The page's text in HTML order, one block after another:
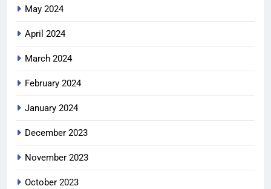
May 2024
April 2024
March 2024
February 2024
January 2024
December 2023
November 2023
October 2023